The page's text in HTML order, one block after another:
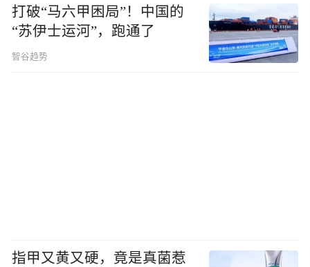
打破“马六甲困局”！中国的
“苏伊士运河”，跑通了
智谷趋势
指甲又黄又硬，竟是真菌惹